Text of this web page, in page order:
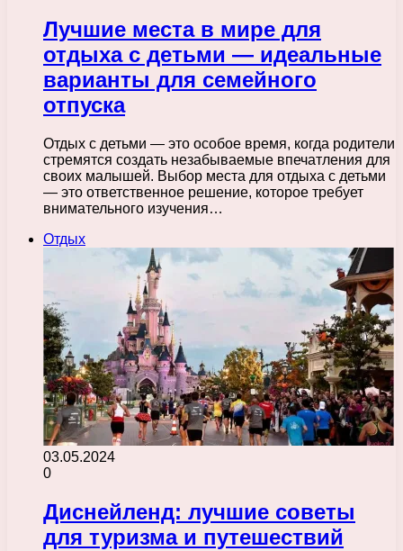
Лучшие места в мире для
отдыха с детьми — идеальные
варианты для семейного
отпуска
Отдых с детьми — это особое время, когда родители
стремятся создать незабываемые впечатления для
своих малышей. Выбор места для отдыха с детьми
— это ответственное решение, которое требует
внимательного изучения…
Отдых
03.05.2024
0
Диснейленд: лучшие советы
для туризма и путешествий